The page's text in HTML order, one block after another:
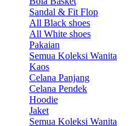
Sandal & Fit Flop
All Black shoes
All White shoes
Pakaian
Semua Koleksi Wanita
Kaos
Celana Panjang
Celana Pendek
Hoodie
Jaket
Semua Koleksi Wanita